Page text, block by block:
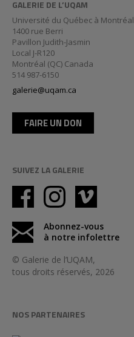
GALERIE DE L’UQAM
Université du Québec à Montréal
1400 rue Berri
Pavillon Judith-Jasmin
Local J-R120
Montréal (QC) Canada
514 987-6150
galerie@uqam.ca
FAIRE UN DON
SUIVEZ LA GALERIE
Abonnez-vous
à notre infolettre
© Galerie de l’UQAM,
tous droits réservés, 2026
NOS PARTENAIRES